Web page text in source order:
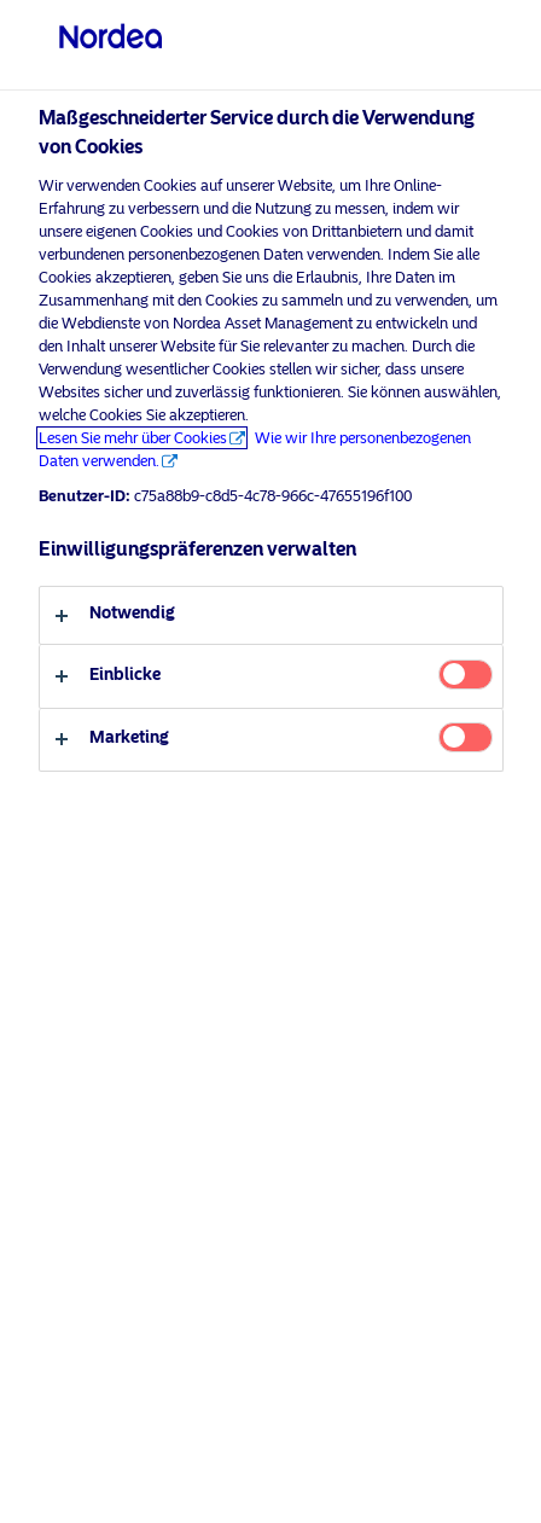
Bitte wählen Sie Ihr Anlegerprofil
aus
Land
Luxemburg
Sprache
Deutsch
Privater Anleger
Professioneller Anleger
Empower Europe
Die Zeit ist jetzt.
Mehr entdecken
Anteilsklassen
Maßgeschneiderter Service durch die Verwendung
von Cookies
Wir verwenden Cookies auf unserer Website, um Ihre Online-
Erfahrung zu verbessern und die Nutzung zu messen, indem wir
unsere eigenen Cookies und Cookies von Drittanbietern und damit
verbundenen personenbezogenen Daten verwenden. Indem Sie alle
Cookies akzeptieren, geben Sie uns die Erlaubnis, Ihre Daten im
Zusammenhang mit den Cookies zu sammeln und zu verwenden, um
die Webdienste von Nordea Asset Management zu entwickeln und
den Inhalt unserer Website für Sie relevanter zu machen. Durch die
Verwendung wesentlicher Cookies stellen wir sicher, dass unsere
Websites sicher und zuverlässig funktionieren. Sie können auswählen,
welche Cookies Sie akzeptieren.
Lesen Sie mehr über Cookies
Wie wir Ihre personenbezogenen
Daten verwenden.
Benutzer-ID: c75a88b9-c8d5-4c78-966c-47655196f100
Einwilligungspräferenzen verwalten
Notwendig
Einblicke
Marketing